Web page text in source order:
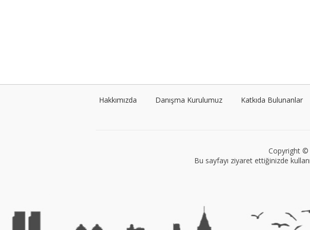
Hakkımızda Danışma Kurulumuz Katkıda Bulunanlar
Copyright ©
Bu sayfayı ziyaret ettiğinizde